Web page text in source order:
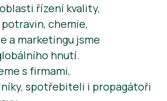
řízení kvality,
chemie,
a marketingu jsme
hnutí.
s firmami,
spotřebiteli i propagátoři